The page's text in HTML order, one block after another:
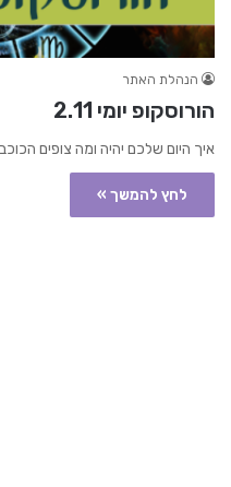
הנהלת האתר
הורוסקופ יומי 2.11
איך היום שלכם יהיה ומה צופים
לחץ להמשך »